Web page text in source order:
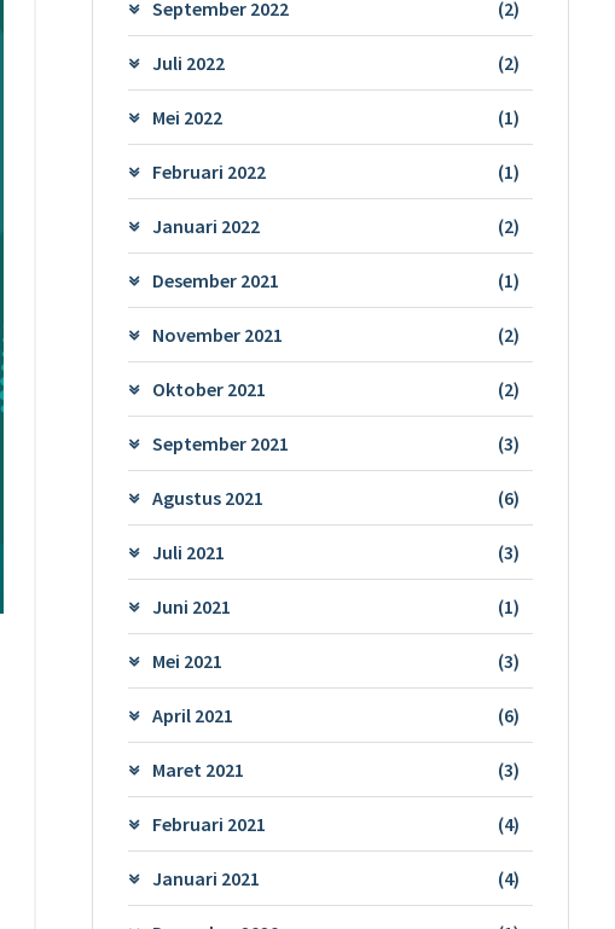
September 2022 (2)
Juli 2022 (2)
Mei 2022 (1)
Februari 2022 (1)
Januari 2022 (2)
Desember 2021 (1)
November 2021 (2)
Oktober 2021 (2)
September 2021 (3)
Agustus 2021 (6)
Juli 2021 (3)
Juni 2021 (1)
Mei 2021 (3)
April 2021 (6)
Maret 2021 (3)
Februari 2021 (4)
Januari 2021 (4)